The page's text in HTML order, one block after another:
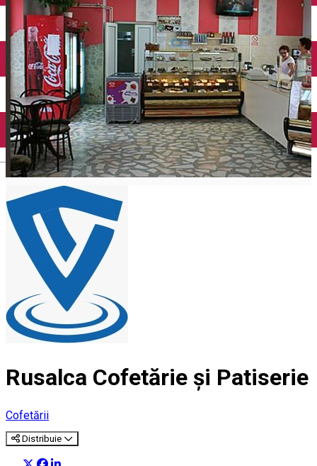
English
Taxi
Parcări
Încărcare vehicule electrice
Conectează-te cu noi
Contact
Facebook
YouTube
Instagram
Tik Tok
Rusalca Cofetărie și Patiserie
Cofetării
Distribuie